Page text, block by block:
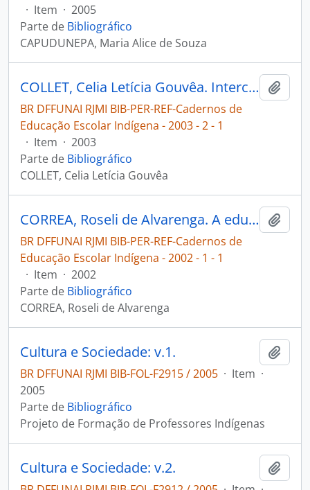
· Item · 2005
Parte de Bibliográfico
CAPUDUNEPA, Maria Alice de Souza
COLLET, Celia Letícia Gouvêa. Interculturalidade e educação escolar indígena um breve histórico [Cadernos de Educação Escolar Indígena]
BR DFFUNAI RJMI BIB-PER-REF-Cadernos de
Educação Escolar Indígena - 2003 - 2 - 1
· Item · 2003
Parte de Bibliográfico
COLLET, Celia Letícia Gouvêa
CORREA, Roseli de Alvarenga. A educação matemática nos cursos de licenciatura e a formação de professores indígenas [Cadernos de Educação Escolar Indígena]
BR DFFUNAI RJMI BIB-PER-REF-Cadernos de
Educação Escolar Indígena - 2002 - 1 - 1
· Item · 2002
Parte de Bibliográfico
CORREA, Roseli de Alvarenga
Cultura e Sociedade: v.1.
BR DFFUNAI RJMI BIB-FOL-F2915 / 2005 · Item ·
2005
Parte de Bibliográfico
Projeto de Formação de Professores Indígenas
Cultura e Sociedade: v.2.